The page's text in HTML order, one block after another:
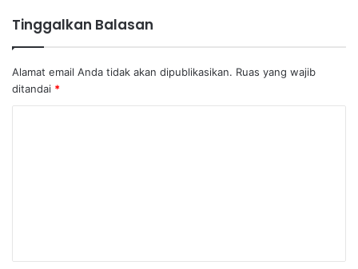
Tinggalkan Balasan
Alamat email Anda tidak akan dipublikasikan. Ruas yang wajib
ditandai *
a